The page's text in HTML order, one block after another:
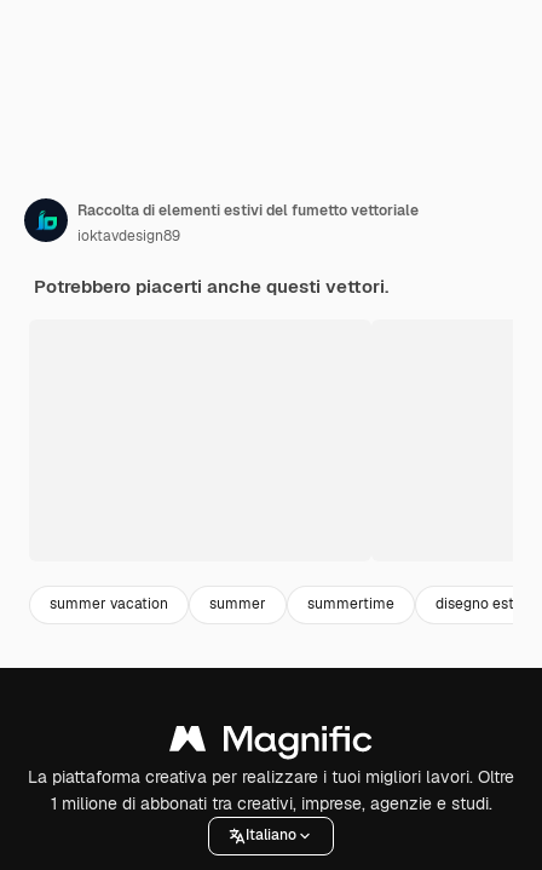
Raccolta di elementi estivi del fumetto vettoriale
ioktavdesign89
Potrebbero piacerti anche questi vettori.
summer vacation summer summertime disegno estate
La piattaforma creativa per realizzare i tuoi migliori lavori. Oltre
1 milione di abbonati tra creativi, imprese, agenzie e studi.
Italiano